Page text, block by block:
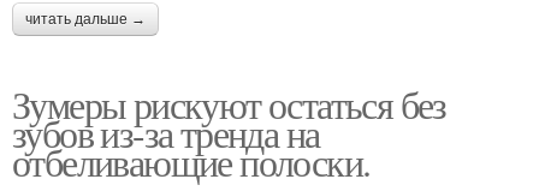
читать дальше →
Зумеры рискуют остаться без
зубов из-за тренда на
отбеливающие полоски.